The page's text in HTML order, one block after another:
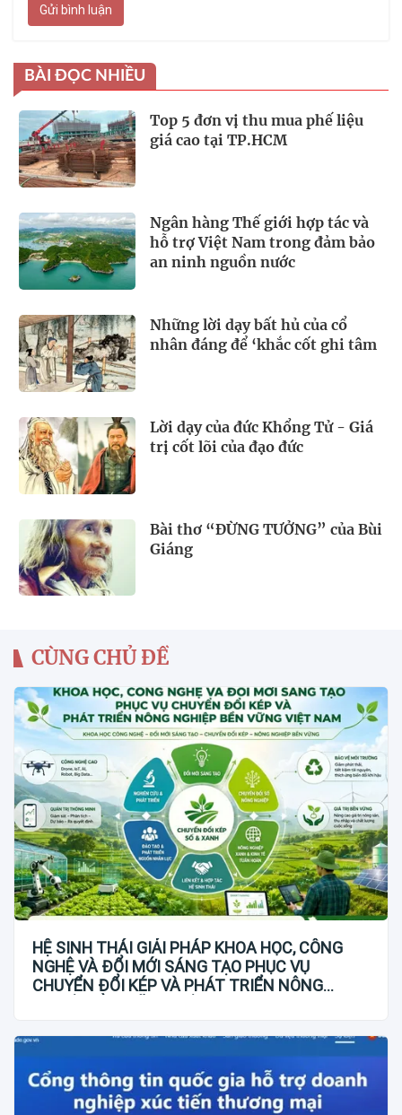
Gửi bình luận
BÀI ĐỌC NHIỀU
Top 5 đơn vị thu mua phế liệu
giá cao tại TP.HCM
Ngân hàng Thế giới hợp tác và
hỗ trợ Việt Nam trong đảm bảo
an ninh nguồn nước
Những lời dạy bất hủ của cổ
nhân đáng để ‘khắc cốt ghi tâm
Lời dạy của đức Khổng Tử - Giá
trị cốt lõi của đạo đức
Bài thơ “ĐỪNG TƯỞNG” của Bùi
Giáng
CÙNG CHỦ ĐỀ
HỆ SINH THÁI GIẢI PHÁP KHOA HỌC, CÔNG
NGHỆ VÀ ĐỔI MỚI SÁNG TẠO PHỤC VỤ
CHUYỂN ĐỔI KÉP VÀ PHÁT TRIỂN NÔNG